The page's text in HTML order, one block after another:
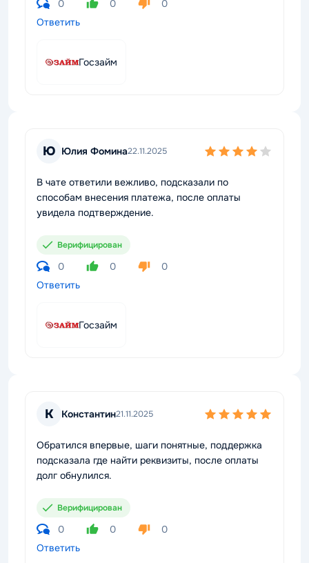
0 0
0
Ответить
Госзайм
Ю Юлия Фомина22.11.2025
В чате ответили вежливо, подсказали по
способам внесения платежа, после оплаты
увидела подтверждение.
Верифицирован
0 0
0
Ответить
Госзайм
К Константин21.11.2025
Обратился впервые, шаги понятные, поддержка
подсказала где найти реквизиты, после оплаты
долг обнулился.
Верифицирован
0 0
0
Ответить